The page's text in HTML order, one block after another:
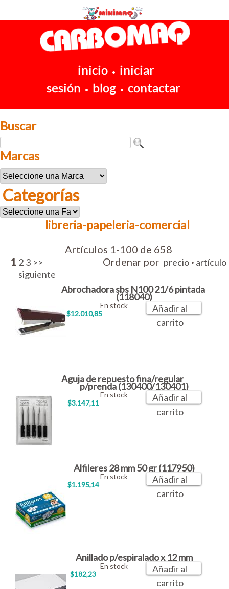
inicio • iniciar
sesión • blog • contactar
Buscar
Marcas
Categorías
libreria-papeleria-comercial
Artículos 1-100 de 658
1 2 3 >>
siguiente
Ordenar por precio · artículo
Abrochadora sbs N100 21/6 pintada
(118040)
$12.010,85
En stock
Añadir al
carrito
Aguja de repuesto fina/regular
p/prenda (130400/130401)
$3.147,11
En stock
Añadir al
carrito
Alfileres 28 mm 50 gr (117950)
$1.195,14
En stock
Añadir al
carrito
Anillado p/espiralado x 12 mm
$182,23
En stock
Añadir al
carrito